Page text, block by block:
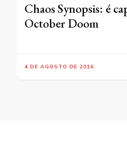
Chaos Synopsis: é
October Doom
4 DE AGOSTO DE 2016